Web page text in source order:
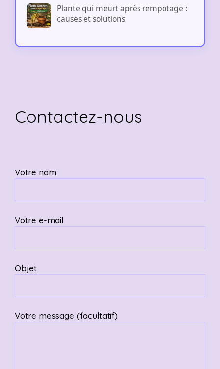
Plante qui meurt après rempotage :
causes et solutions
Contactez-nous
Votre nom
Votre e-mail
Objet
Votre message (facultatif)